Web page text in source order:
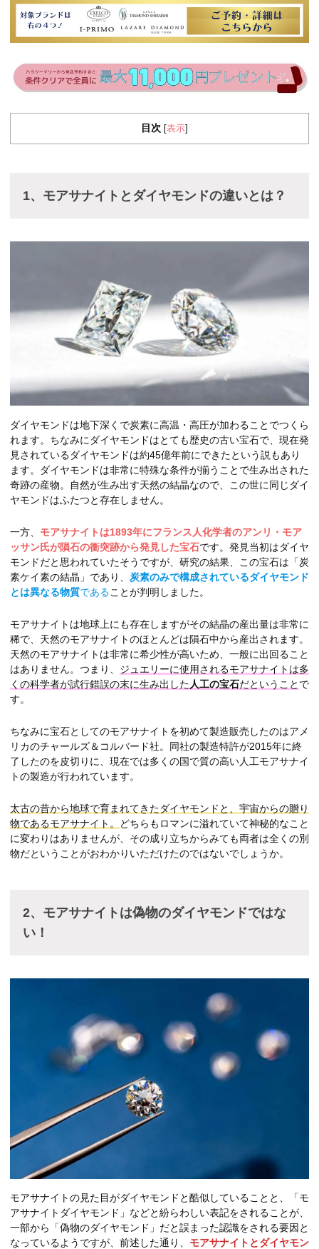
目次 表示
1、モアサナイトとダイヤモンドの違いとは？
ダイヤモンドは地下深くで炭素に高温・高圧が加わることでつくら
れます。ちなみにダイヤモンドはとても歴史の古い宝石で、現在発
見されているダイヤモンドは約45億年前にできたという説もあり
ます。ダイヤモンドは非常に特殊な条件が揃うことで生み出された
奇跡の産物。自然が生み出す天然の結晶なので、この世に同じダイ
ヤモンドはふたつと存在しません。
一方、 モアサナイトは1893年にフランス人化学者のアンリ・モア
ッサン氏が隕石の衝突跡から発見した宝石です。発見当初はダイヤ
モンドだと思われていたそうですが、研究の結果、この宝石は「炭
素ケイ素の結晶」であり、 炭素のみで構成されているダイヤモンド
とは異なる物質であることが判明しました。
モアサナイトは地球上にも存在しますがその結晶の産出量は非常に
稀で、天然のモアサナイトのほとんどは隕石中から産出されます。
天然のモアサナイトは非常に希少性が高いため、一般に出回ること
はありません。つまり、 ジュエリーに使用されるモアサナイトは多
くの科学者が試行錯誤の末に生み出した 人工の宝石だということ で
す。
ちなみに宝石としてのモアサナイトを初めて製造販売したのはアメ
リカのチャールズ＆コルバード社。同社の製造特許が2015年に終
了したのを皮切りに、現在では多くの国で質の高い人工モアサナイ
トの製造が行われています。
太古の昔から地球で育まれてきたダイヤモンドと、宇宙からの贈り
物であるモアサナイト。
どちらもロマンに溢れていて神秘的なこと
に変わりはありませんが、その成り立ちからみても両者は全くの別
物だということがおわかりいただけたのではないでしょうか。
2、モアサナイトは偽物のダイヤモンドではな
い！
モアサナイトの見た目がダイヤモンドと酷似していることと、「モ
アサナイトダイヤモンド」などと紛らわしい表記をされることが、
一部から「偽物のダイヤモンド」だと誤まった認識をされる要因と
なっているようですが、前述した通り、 モアサナイトとダイヤモン